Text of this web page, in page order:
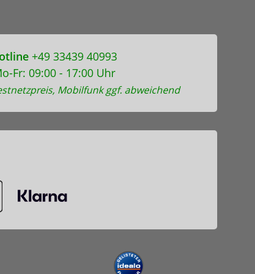
+49 33439 40993
Fr: 09:00 - 17:00 Uhr
Mobilfunk ggf. abweichend